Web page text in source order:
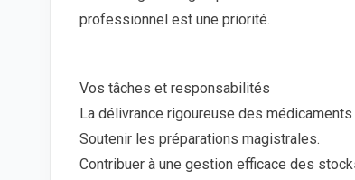
professionnel est une priorité.
Vos tâches et responsabilités
La délivrance rigoureuse des
Soutenir les préparations magistrales.
Contribuer à une gestion efficace des